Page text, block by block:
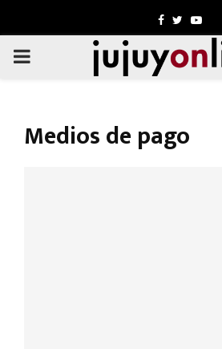
Facebook
Twitter
PRIMARY
Medios de pago